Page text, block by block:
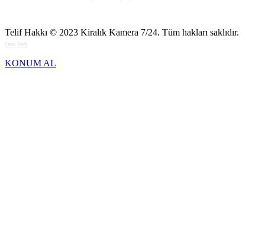
Telif Hakkı © 2023 Kiralık Kamera 7/24. Tüm hakları saklıdır.
Orsa Web
KONUM AL